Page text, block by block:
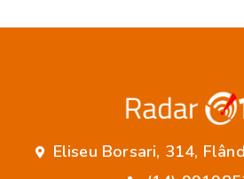
Eliseu Borsari, 314,